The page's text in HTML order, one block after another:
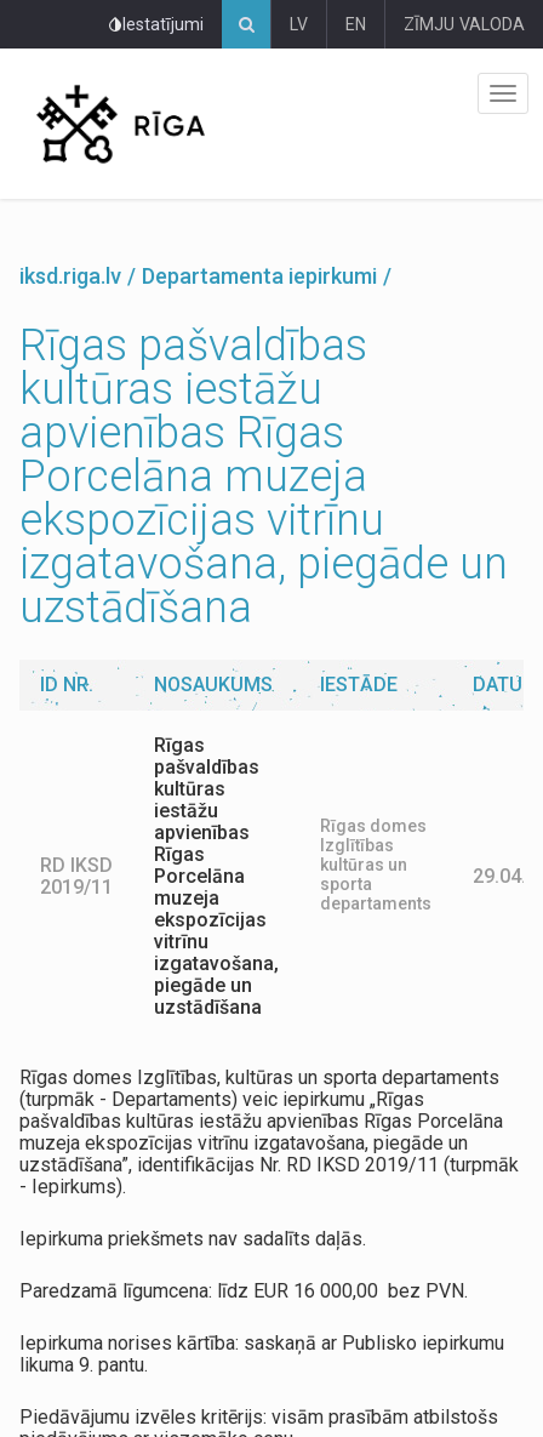
Iestatījumi LV EN ZĪMJU VALODA
iksd.riga.lv Departamenta iepirkumi
Rīgas pašvaldības
kultūras iestāžu
apvienības Rīgas
Porcelāna muzeja
ekspozīcijas vitrīnu
izgatavošana, piegāde un
uzstādīšana
ID NR. NOSAUKUMS IESTĀDE
RD IKSD
2019/11
Rīgas
pašvaldības
kultūras
iestāžu
apvienības
Rīgas
Porcelāna
muzeja
ekspozīcijas
vitrīnu
izgatavošana,
piegāde un
uzstādīšana
Rīgas domes
Izglītības
kultūras un
sporta
departaments
Rīgas domes Izglītības, kultūras un sporta departaments
(turpmāk - Departaments) veic iepirkumu „Rīgas
pašvaldības kultūras iestāžu apvienības Rīgas Porcelāna
muzeja ekspozīcijas vitrīnu izgatavošana, piegāde un
uzstādīšana”, identifikācijas Nr. RD IKSD 2019/11 (turpmāk
- Iepirkums).
Iepirkuma priekšmets nav sadalīts daļās.
Paredzamā līgumcena: līdz EUR 16 000,00 bez PVN.
Iepirkuma norises kārtība: saskaņā ar Publisko iepirkumu
likuma 9. pantu.
Piedāvājumu izvēles kritērijs: visām prasībām atbilstošs